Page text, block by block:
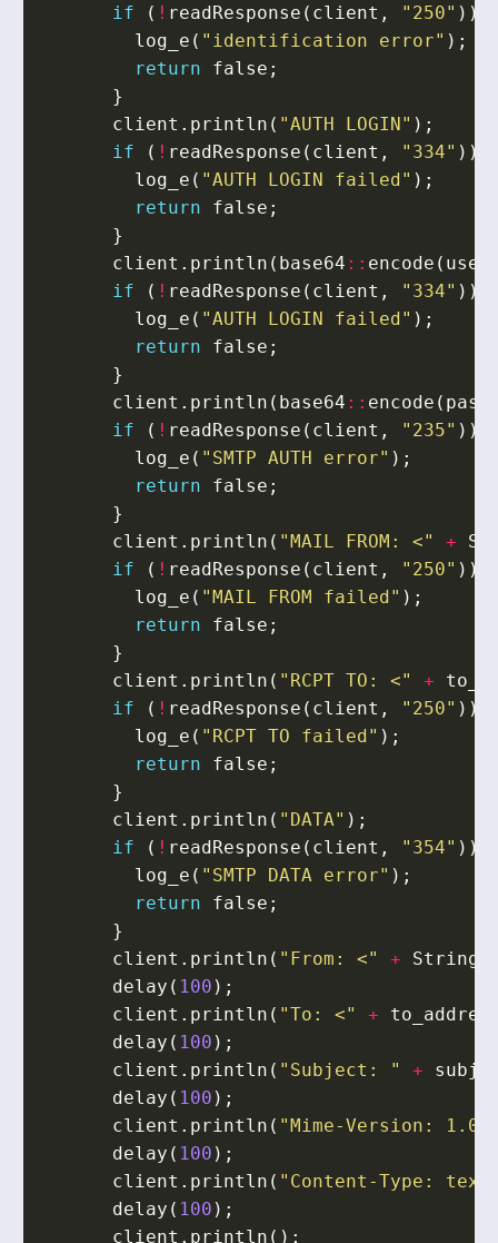
if
( ! readResponse ( client , "250" ))
log_e ( "identification error" );
return
false ;
}
client . println ( "AUTH LOGIN" );
if
( ! readResponse ( client , "334" ))
log_e ( "AUTH LOGIN failed" );
return
false ;
}
client . println ( base64 :: encode (
if
( ! readResponse ( client , "334" ))
log_e ( "AUTH LOGIN failed" );
return
false ;
}
client . println ( base64 :: encode (
if
( ! readResponse ( client , "235" ))
log_e ( "SMTP AUTH error" );
return
false ;
}
client . println ( "MAIL FROM: <" +
if
( ! readResponse ( client , "250" ))
log_e ( "MAIL FROM failed" );
return
false ;
}
client . println ( "RCPT TO: <" +
if
( ! readResponse ( client , "250" ))
log_e ( "RCPT TO failed" );
return
false ;
}
client . println ( "DATA" );
if
( ! readResponse ( client , "354" ))
log_e ( "SMTP DATA error" );
return
false ;
}
client . println ( "From: <" + String
delay ( 100 );
client . println ( "To: <" +
delay ( 100 );
client . println ( "Subject: " +
delay ( 100 );
client . println ( "Mime-Version: 1.0"
delay ( 100 );
client . println ( "Content-Type:
delay ( 100 );
client . println ();